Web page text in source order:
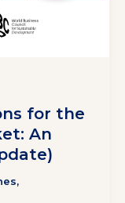
for the
An
,